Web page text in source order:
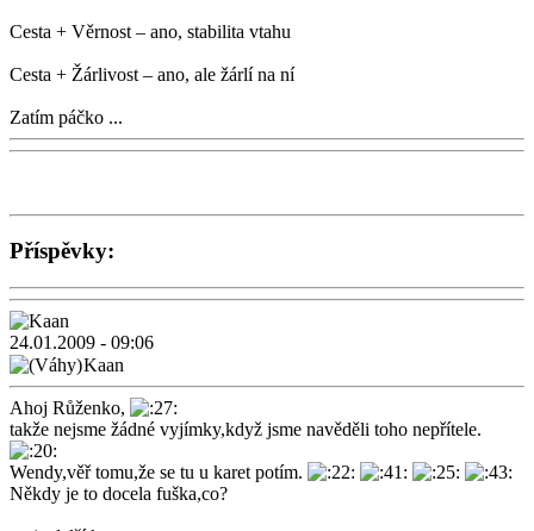
Cesta + Věrnost – ano, stabilita vtahu
Cesta + Žárlivost – ano, ale žárlí na ní
Zatím páčko ...
Příspěvky:
24.01.2009 - 09:06
Kaan
Ahoj Růženko,
takže nejsme žádné vyjímky,když jsme navěděli toho nepřítele.
Wendy,věř tomu,že se tu u karet potím.
Někdy je to docela fuška,co?